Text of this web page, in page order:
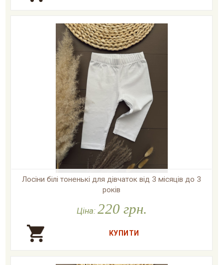
Лосіни білі тоненькі для дівчаток від 3 місяців до 3
років
У наявності
Ціна: 220 грн.